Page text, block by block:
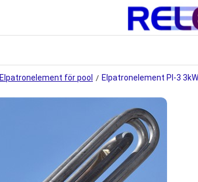
Elpatronelement för pool / Elpatronelement PI-3